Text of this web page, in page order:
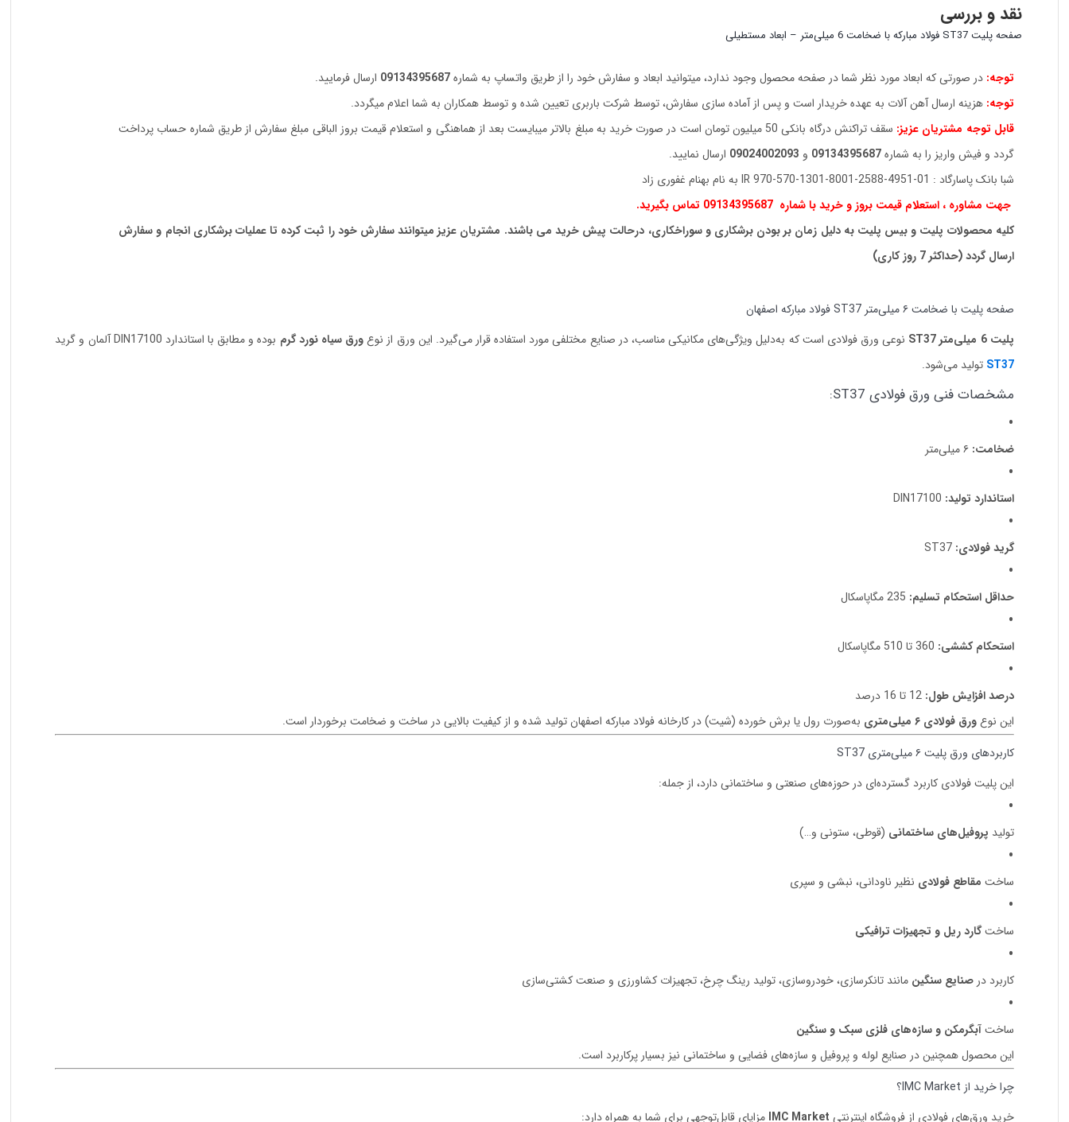
نقد و بررسی
صفحه پلیت ST37 فولاد مبارکه با ضخامت 6 میلی‌متر – ابعاد مستطیلی
توجه: در صورتی که ابعاد مورد نظر شما در صفحه محصول وجود ندارد، میتوانید ابعاد و سفارش خود را از طریق واتساپ به شماره09134395687 ارسال فرمایید.
توجه: هزینه ارسال آهن آلات به عهده خریدار است و پس از آماده سازی سفارش، توسط شرکت باربری تعیین شده و توسط همکاران به شما اعلام میگردد.
قابل توجه مشتریان عزیز:
سقف تراکنش درگاه بانکی 50 میلیون تومان است در صورت خرید به مبلغ بالاتر میبایست بعد از هماهنگی و استعلام قیمت بروز الباقی مبلغ سفارش از طریق شماره حساب پرداخت
گردد و فیش واریز را به شماره09134395687 و 09024002093 ارسال نمایید.
شبا بانک پاسارگاد : IR 970-570-1301-8001-2588-4951-01 به نام بهنام غفوری زاد
جهت مشاوره ، استعلام قیمت بروز و خرید با شماره 09134395687 تماس بگیرید.
کلیه محصولات پلیت و بیس پلیت به دلیل زمان بر بودن برشکاری و سوراخکاری، درحالت پیش خرید می باشند. مشتریان عزیز میتوانند سفارش خود را ثبت کرده تا عملیات برشکاری انجام و سفارش
ارسال گردد (حداکثر 7 روز کاری)
صفحه پلیت با ضخامت ۶ میلی‌متر ST37 فولاد مبارکه اصفهان
پلیت 6 میلی‌متر ST37
نوعی ورق فولادی است که به‌دلیل ویژگی‌های مکانیکی مناسب، در صنایع مختلفی مورد استفاده قرار می‌گیرد. این ورق از نوعورق سیاه نورد گرم بوده و مطابق با استاندارد DIN17100 آلمان و گرید
ST37 تولید می‌شود.
مشخصات فنی ورق فولادی ST37:
ضخامت: ۶ میلی‌متر
استاندارد تولید:
گرید فولادی: ST37
حداقل استحکام تسلیم:
استحکام کششی:
درصد افزایش طول: 12 تا 16 درصد
این نوعورق فولادی ۶ میلی‌متری
به‌صورت رول یا برش خورده (شیت) در کارخانه فولاد مبارکه اصفهان تولید شده و از کیفیت بالایی در ساخت و ضخامت برخوردار است.
کاربردهای ورق پلیت ۶ میلی‌متری ST37
این پلیت فولادی کاربرد گسترده‌ای در حوزه‌های صنعتی و ساختمانی دارد، از جمله:
تولید پروفیل‌های ساختمانی (قوطی، ستونی و…)
ساخت مقاطع فولادی نظیر ناودانی، نبشی و سپری
ساختگارد ریل و تجهیزات ترافیکی
کاربرد درصنایع سنگین مانند تانکر‌سازی، خودروسازی، تولید رینگ چرخ، تجهیزات کشاورزی و صنعت کشتی‌سازی
ساختآبگرمکن و سازه‌های فلزی سبک و سنگین
این محصول همچنین در صنایع لوله و پروفیل و سازه‌های فضایی و ساختمانی نیز بسیار پرکاربرد است.
چرا خرید از IMC Market؟
خرید ورق‌های فولادی از فروشگاه اینترنتی IMC Market مزایای قابل‌توجهی برای شما به همراه دارد: